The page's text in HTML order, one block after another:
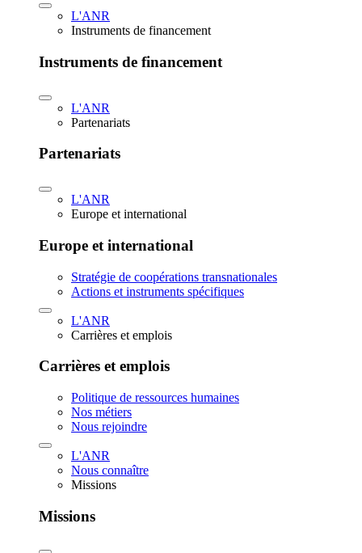
L'ANR
Instruments de financement
Instruments de financement
L'ANR
Partenariats
Partenariats
L'ANR
Europe et international
Europe et international
Stratégie de coopérations transnationales
Actions et instruments spécifiques
L'ANR
Carrières et emplois
Carrières et emplois
Politique de ressources humaines
Nos métiers
Nous rejoindre
L'ANR
Nous connaître
Missions
Missions